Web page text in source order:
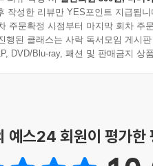
작성한 리뷰만 YES포인트 지급됩니
주문확정 시점부터 마지막 회차 주
행된 클래스는 사락 독서모임 게시
DVD/Blu-ray, 패션 및 판매금지 상
예스24 회원이 평가한